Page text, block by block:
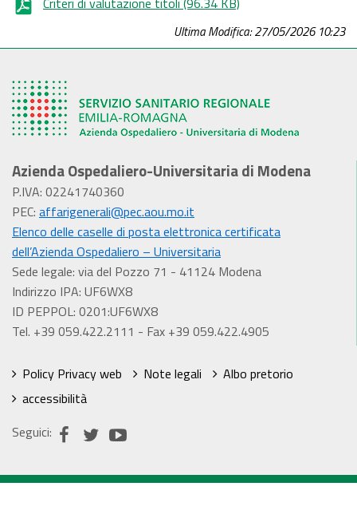
Ultima Modifica: 27/05/2026 10:23
Azienda Ospedaliero-Universitaria di Modena
P.IVA: 02241740360
PEC: affarigenerali@pec.aou.mo.it
Elenco delle caselle di posta elettronica certificata
dell’Azienda Ospedaliero – Universitaria
Sede legale: via del Pozzo 71 - 41124 Modena
Indirizzo IPA: UF6WX8
ID PEPPOL: 0201:UF6WX8
Tel. +39 059.422.2111 - Fax +39 059.422.4905
Policy Privacy web Note legali
Albo pretorio
accessibilità
Seguici: